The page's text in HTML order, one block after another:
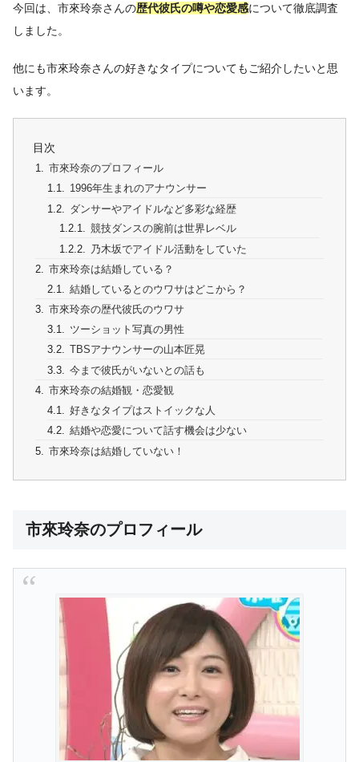
今回は、市來玲奈さんの歴代彼氏の噂や恋愛感について徹底調査
しました。
他にも市來玲奈さんの好きなタイプについてもご紹介したいと思
います。
目次
市來玲奈のプロフィール
1996年生まれのアナウンサー
ダンサーやアイドルなど多彩な経歴
競技ダンスの腕前は世界レベル
乃木坂でアイドル活動をしていた
市來玲奈は結婚している？
結婚しているとのウワサはどこから？
市來玲奈の歴代彼氏のウワサ
ツーショット写真の男性
TBSアナウンサーの山本匠晃
今まで彼氏がいないとの話も
市來玲奈の結婚観・恋愛観
好きなタイプはストイックな人
結婚や恋愛について話す機会は少ない
市來玲奈は結婚していない！
市來玲奈のプロフィール